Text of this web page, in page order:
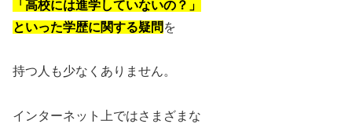
「高校には進学していないの？」
といった学歴に関する疑問 を
持つ人も少なくありません。
インターネット上ではさまざまな